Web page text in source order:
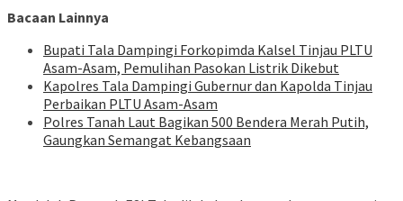
Bacaan Lainnya
Bupati Tala Dampingi Forkopimda Kalsel Tinjau PLTU
Asam-Asam, Pemulihan Pasokan Listrik Dikebut
Kapolres Tala Dampingi Gubernur dan Kapolda Tinjau
Perbaikan PLTU Asam-Asam
Polres Tanah Laut Bagikan 500 Bendera Merah Putih,
Gaungkan Semangat Kebangsaan